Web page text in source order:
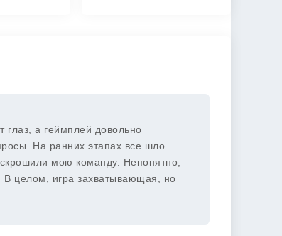
а геймплей довольно
На ранних этапах все шло
мою команду. Непонятно,
В целом, игра захватывающая, но